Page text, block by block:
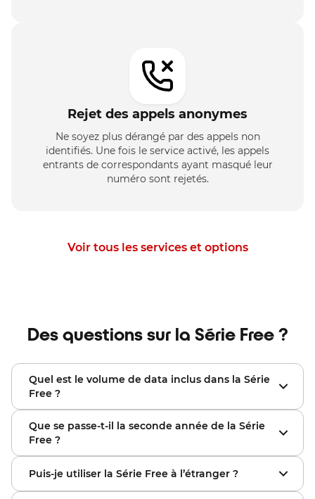
Rejet des appels anonymes
Ne soyez plus dérangé par des appels non
identifiés. Une fois le service activé, les appels
entrants de correspondants ayant masqué leur
numéro sont rejetés.
Voir tous les services et options
Des questions sur la Série Free ?
Quel est le volume de data inclus dans la Série
Free ?
internet mobile.free.fr ou en boutique sur une borne
Free pour connaître le volume data inclus. Un bon
plan à ne pas manquer !
Que se passe-t-il la seconde année de la Série
Free ?
automatiquement sur leForfait Free 5G+ à
19.99€/mois (15.99€/mois si abonné Freebox ou
Puis-je utiliser la Série Free à l’étranger ?